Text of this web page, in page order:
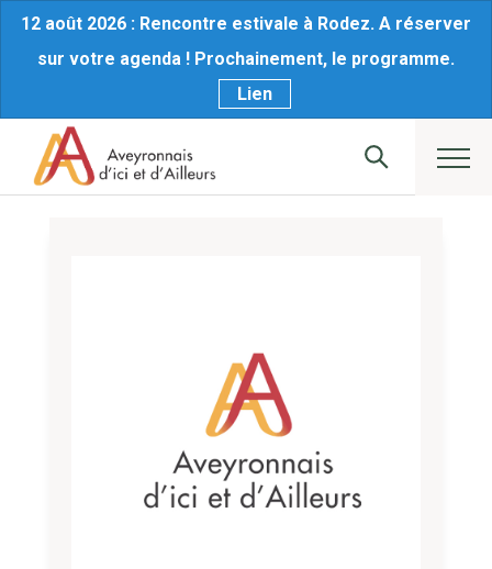
12 août 2026 : Rencontre estivale à Rodez. A réserver
sur votre agenda ! Prochainement, le programme.
Lien